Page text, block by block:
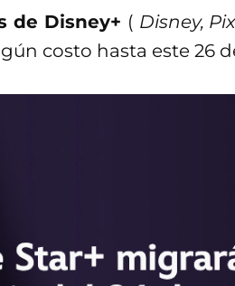
de Disney+ ( Disney,
costo hasta este 26